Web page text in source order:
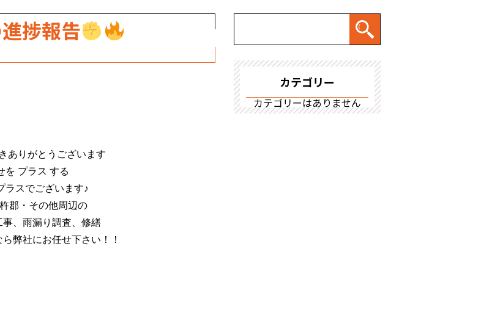
捗報告
ありがとうございます
を プラス する
ラスでございます♪
郡・その他周辺の
、雨漏り調査、修繕
弊社にお任せ下さい！！
カテゴリー
カテゴリーはありません